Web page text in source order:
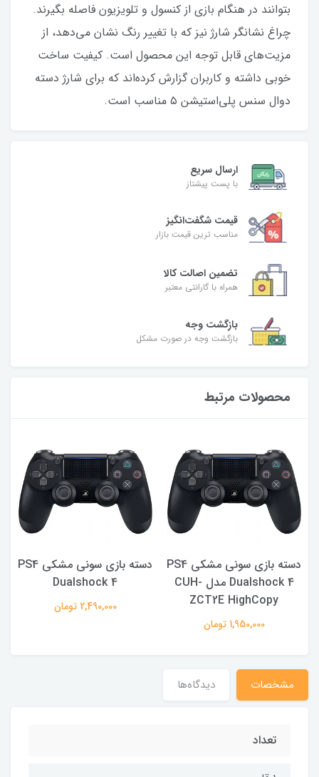
بتوانند در هنگام بازی از کنسول و تلویزیون فاصله بگیرند.
چراغ نشانگر شارژ نیز که با تغییر رنگ نشان می‌دهد، از
مزیت‌های قابل توجه این محصول است. کیفیت ساخت
خوبی داشته و کاربران گزارش کرده‌اند که برای شارژ دسته
دوال سنس پلی‌استیشن ۵ مناسب است.
ارسال سریع
با پست پیشتاز
قیمت شگفت‌انگیز
مناسب ترین قیمت بازار
تضمین اصالت کالا
همراه با گارانتی معتبر
بازگشت وجه
بازگشت وجه در صورت مشکل
محصولات مرتبط
دسته بازی سونی مشکی PS4
Dualshock 4 مدل CUH-
ZCT2E HighCopy
1,950,000 تومان
دسته بازی سونی مشکی PS4
Dualshock 4
2,490,000 تومان
مشخصات دیدگاه‌ها
تعداد